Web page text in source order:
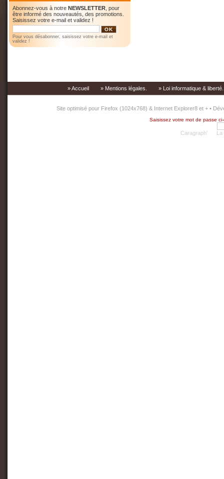
Abonnez-vous à notre NEWSLETTER , pour
être informé des nouveautés, des promotions.
Saisissez votre e-mail et validez !
Pour vous désabonner, saisissez votre e-mail et
validez !
» Accueil » Mentions légales. » Loi informatique &
Site optimisé pour Firefox (1024x768) & Internet Explorer8 et + •
Saisissez votre mot de passe
Caragraph'